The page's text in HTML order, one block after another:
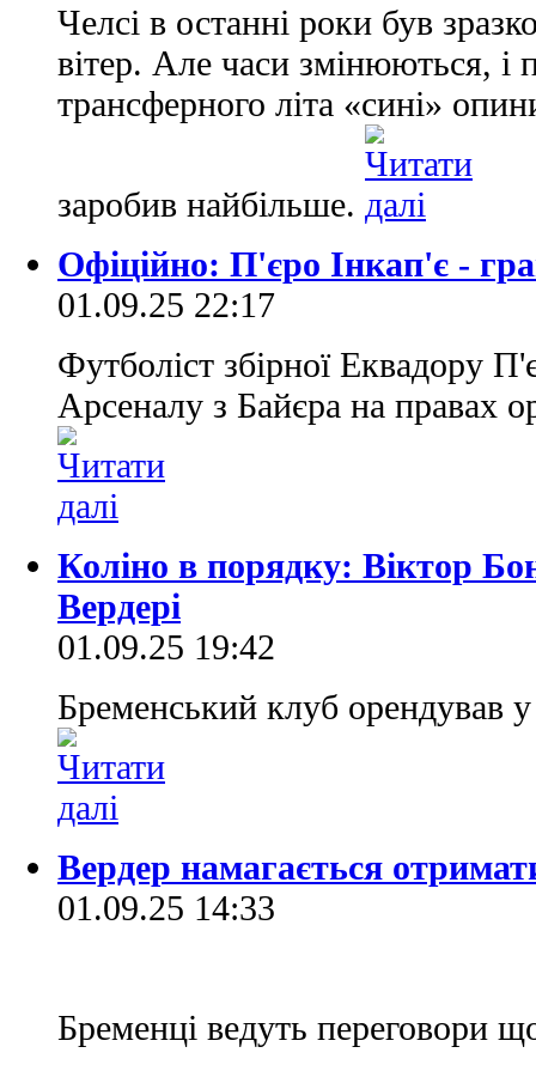
Челсі в останні роки був
вітер. Але часи змінюються, і
трансферного літа «сині»
заробив найбільше.
Офіційно: П'єро Інкап'є -
01.09.25 22:17
Футболіст збірної Еквадору
Арсеналу з Байєра на правах
Коліно в порядку: Віктор
Вердері
01.09.25 19:42
Бременський клуб орендував
Вердер намагається
01.09.25 14:33
Бременці ведуть переговори